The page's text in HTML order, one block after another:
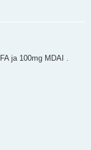
ja 100mg MDAI .